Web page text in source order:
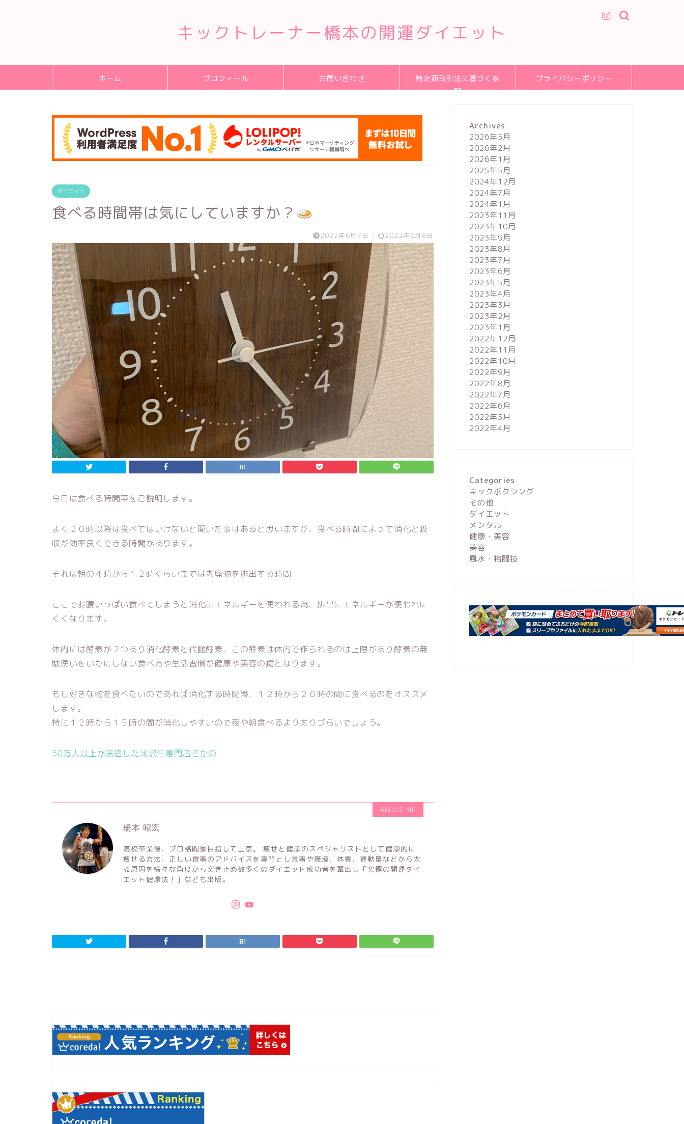
キックトレーナー橋本の開運ダイエット
ホーム プロフィール お問い合わせ
特定商取引法に基づく表
記
プライバシーポリシー
ダイエット
食べる時間帯は気にしていますか？
2022年6月7日 / 2022年6月8日
今日は食べる時間帯をご説明します。
よく２０時以降は食べてはいけないと聞いた事はあると思いますが、食べる時間によって消化と吸
収が効率良くできる時間があります。
それは朝の４時から１２時くらいまでは老廃物を排出する時間
ここでお腹いっぱい食べてしまうと消化にエネルギーを使われる為、排出にエネルギーが使われに
くくなります。
体内には酵素が２つあり消化酵素と代謝酵素、この酵素は体内で作られるのは上限があり酵素の無
駄使いをいかにしない食べ方や生活習慣が健康や美容の鍵となります。
もし好きな物を食べたいのであれば消化する時間帯、１２時から２０時の間に食べるのをオススメ
します。
特に１２時から１５時の間が消化しやすいので夜や朝食べるより太りづらいでしょう。
50万人以上が来店した米沢牛専門店さかの
ABOUT ME
橋本 昭宏
高校卒業後、プロ格闘家目指して上京。 痩せと健康のスペシャリストとして健康的に
痩せる方法、正しい食事のアドバイスを専門とし食事や環境、体質、運動量などから太
る原因を様々な角度から突き止め数多くのダイエット成功者を輩出し「究極の開運ダイ
エット健康法！」なども出版。
Archives
2026年5月
2026年2月
2026年1月
2025年5月
2024年12月
2024年7月
2024年1月
2023年11月
2023年10月
2023年9月
2023年8月
2023年7月
2023年6月
2023年5月
2023年4月
2023年3月
2023年2月
2023年1月
2022年12月
2022年11月
2022年10月
2022年9月
2022年8月
2022年7月
2022年6月
2022年5月
2022年4月
Categories
キックボクシング
その他
ダイエット
メンタル
健康・美容
美容
風水・格闘技